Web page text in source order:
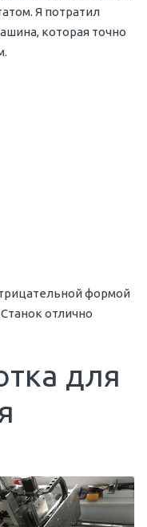
Я потратил
которая точно
формой
отлично
для